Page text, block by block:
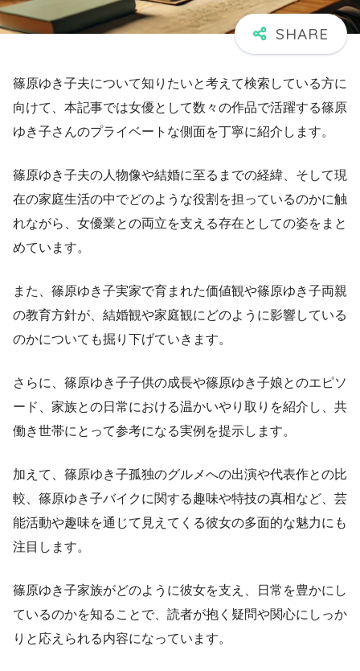
篠原ゆき子夫について知りたいと考えて検索している方に
向けて、本記事では女優として数々の作品で活躍する篠原
ゆき子さんのプライベートな側面を丁寧に紹介します。
篠原ゆき子夫の人物像や結婚に至るまでの経緯、そして現
在の家庭生活の中でどのような役割を担っているのかに触
れながら、女優業との両立を支える存在としての姿をまと
めています。
また、篠原ゆき子実家で育まれた価値観や篠原ゆき子両親
の教育方針が、結婚観や家庭観にどのように影響している
のかについても掘り下げていきます。
さらに、篠原ゆき子子供の成長や篠原ゆき子娘とのエピソ
ード、家族との日常における温かいやり取りを紹介し、共
働き世帯にとって参考になる実例を提示します。
加えて、篠原ゆき子孤独のグルメへの出演や代表作との比
較、篠原ゆき子バイクに関する趣味や特技の真相など、芸
能活動や趣味を通じて見えてくる彼女の多面的な魅力にも
注目します。
篠原ゆき子家族がどのように彼女を支え、日常を豊かにし
ているのかを知ることで、読者が抱く疑問や関心にしっか
りと応えられる内容になっています。